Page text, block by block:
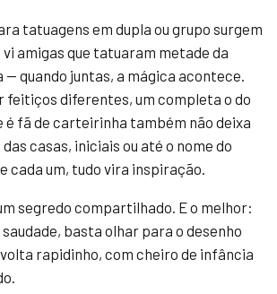
tatuagens em dupla ou grupo surgem
amigas que tatuaram metade da
— quando juntas, a mágica acontece.
feitiços diferentes, um completa o do
é fã de carteirinha também não deixa
casas, iniciais ou até o nome do
cada um, tudo vira inspiração.
segredo compartilhado. E o melhor:
basta olhar para o desenho
rapidinho, com cheiro de infância